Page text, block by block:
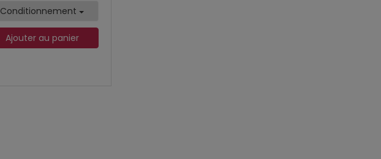
Conditionnement
Ajouter au panier